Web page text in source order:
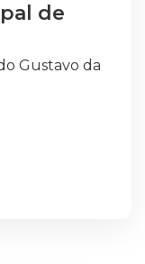
de
Gustavo da